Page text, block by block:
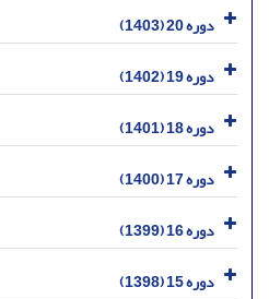
دوره 20 (1403)
دوره 19 (1402)
دوره 18 (1401)
دوره 17 (1400)
دوره 16 (1399)
دوره 15 (1398)